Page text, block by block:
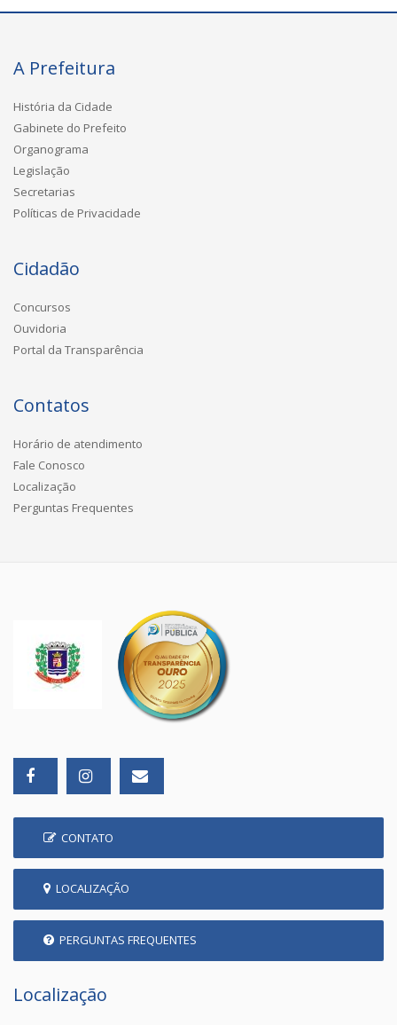
A Prefeitura
História da Cidade
Gabinete do Prefeito
Organograma
Legislação
Secretarias
Políticas de Privacidade
Cidadão
Concursos
Ouvidoria
Portal da Transparência
Contatos
Horário de atendimento
Fale Conosco
Localização
Perguntas Frequentes
CONTATO
LOCALIZAÇÃO
PERGUNTAS FREQUENTES
Localização